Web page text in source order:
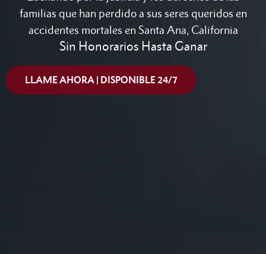
familias que han perdido a sus seres queridos en
accidentes mortales en Santa Ana, California
Sin Honorarios Hasta Ganar
LLAME AHORA | DISPONIBLE 24/7